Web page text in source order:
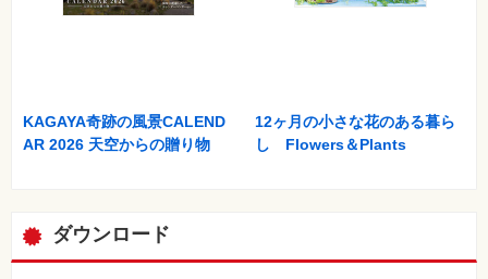
KAGAYA奇跡の風景CALEND
AR 2026 天空からの贈り物
12ヶ月の小さな花のある暮ら
し Flowers＆Plants
ダウンロード